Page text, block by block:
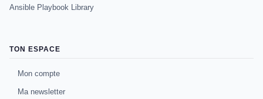
Ansible Playbook Library
TON ESPACE
Mon compte
Ma newsletter